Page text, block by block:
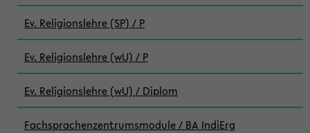
Ev. Religionslehre (SP) / P
Ev. Religionslehre (wU) / P
Ev. Religionslehre (wU) / Diplom
Fachsprachenzentrumsmodule / BA IndiErg